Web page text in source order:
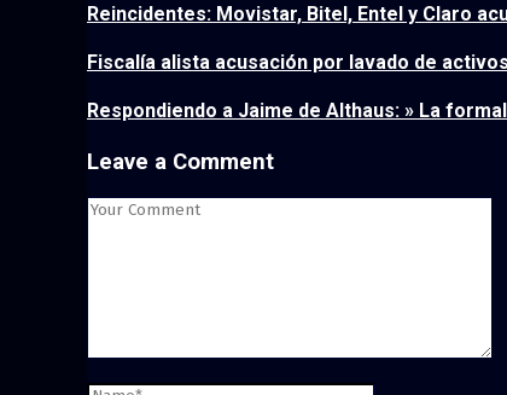
Reincidentes: Movistar, Bitel, Entel y Claro
Fiscalía alista acusación por lavado de
Respondiendo a Jaime de Althaus: » La
Leave a Comment